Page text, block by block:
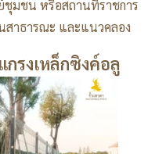
ชุมชน หรือสถานที่ราชการ
าธารณะ และแนวคลอง
กรงเหล็กซิงค์อลู